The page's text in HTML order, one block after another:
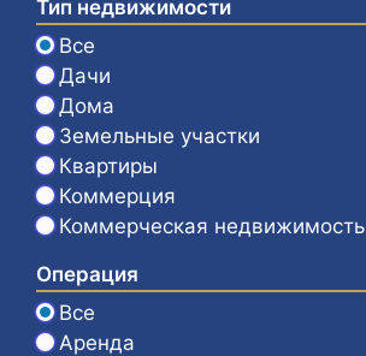
Тип недвижимости
Все
Дачи
Дома
Земельные участки
Квартиры
Коммерция
Коммерческая недвижимость
Операция
Все
Аренда